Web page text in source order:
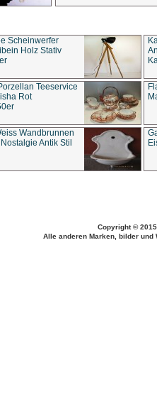
Scheinwerfer
Holz Stativ
Teeservice
Rot
Wandbrunnen
Antik Stil
Copyright ©
Alle anderen Marken, bilder und